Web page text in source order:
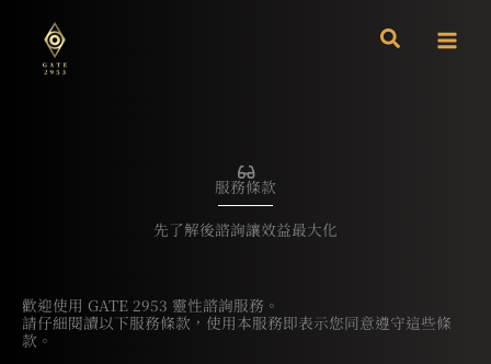
服務條款
先了解後諮詢讓效益最大化
歡迎使用 GATE 2953 靈性諮詢服務。
請仔細閱讀以下服務條款，使用本服務即表示您同意遵守這些條
款。